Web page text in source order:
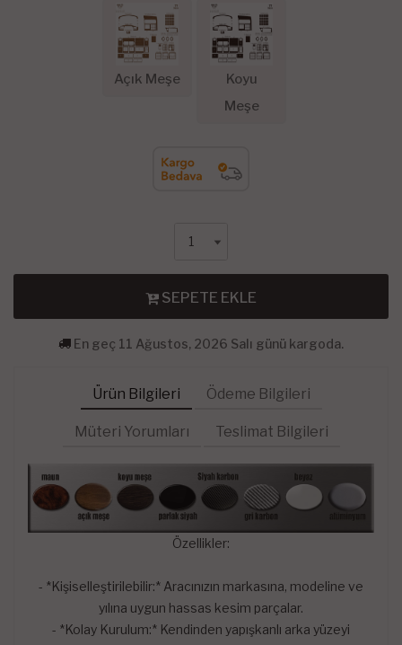
Açık Meşe
Koyu
Meşe
SEPETE EKLE
En geç 11 Ağustos, 2026 Salı günü kargoda.
Ürün Bilgileri Ödeme Bilgileri
Müteri Yorumları Teslimat Bilgileri
Özellikler:
- *Kişiselleştirilebilir:* Aracınızın markasına, modeline ve
yılına uygun hassas kesim parçalar.
- *Kolay Kurulum:* Kendinden yapışkanlı arka yüzeyi